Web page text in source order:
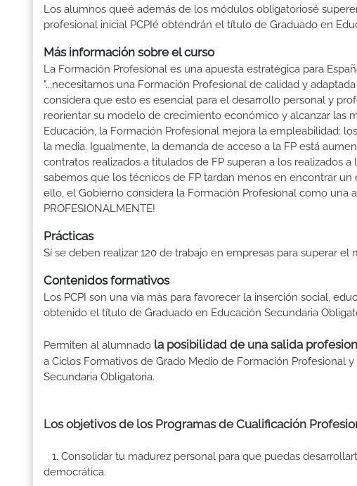
Los alumnos queé además de los módulos obligatoriosé
profesional inicial PCPIé obtendrán el título de Graduado en
Más información sobre el curso
La Formación Profesional es una apuesta estratégica para
"...necesitamos una Formación Profesional de calidad y
considera que esto es esencial para el desarrollo personal y
reorientar su modelo de crecimiento económico y alcanzar las
Educación, la Formación Profesional mejora la empleabilidad:
la media. Igualmente, la demanda de acceso a la FP está
contratos realizados a titulados de FP superan a los realizados
sabemos que los técnicos de FP tardan menos en encontrar
ello, el Gobierno considera la Formación Profesional como una
PROFESIONALMENTE!
Prácticas
Sí se deben realizar 120 de trabajo en empresas para superar el
Contenidos formativos
Los PCPI son una vía más para favorecer la inserción social,
obtenido el título de Graduado en Educación Secundaria
Permiten al alumnado la posibilidad de una salida
a Ciclos Formativos de Grado Medio de Formación Profesional
Secundaria Obligatoria.
Los objetivos de los Programas de Cualificación
1. Consolidar tu madurez personal para que puedas
democrática.